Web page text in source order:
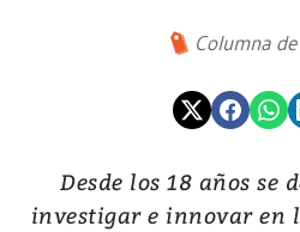
Columna
Desde los 18 años se
investigar e innovar en